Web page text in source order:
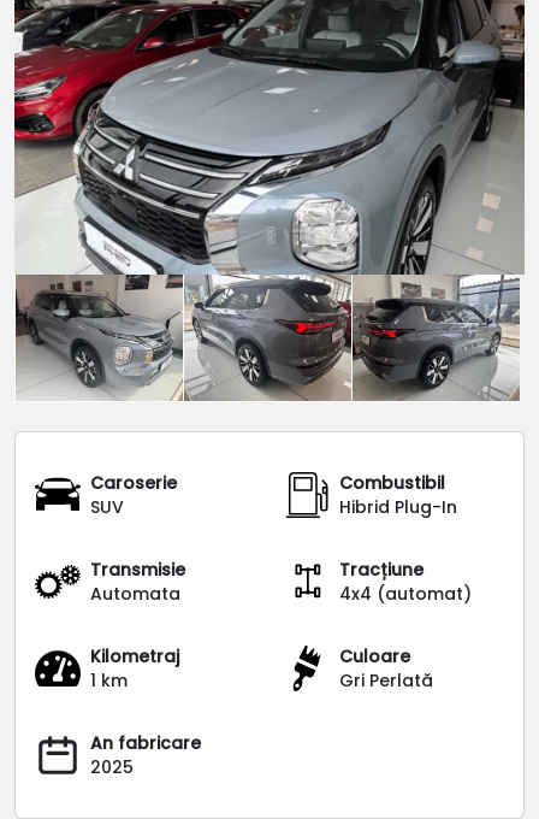
Caroserie
SUV
Combustibil
Hibrid Plug-In
Transmisie
Automata
Tracțiune
4x4 (automat)
Kilometraj
1 km
Culoare
Gri Perlată
An fabricare
2025